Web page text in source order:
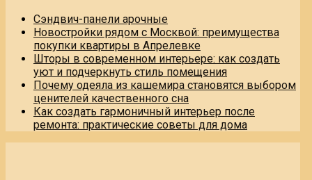
Сэндвич-панели арочные
Новостройки рядом с Москвой: преимущества
покупки квартиры в Апрелевке
Шторы в современном интерьере: как создать
уют и подчеркнуть стиль помещения
Почему одеяла из кашемира становятся выбором
ценителей качественного сна
Как создать гармоничный интерьер после
ремонта: практические советы для дома